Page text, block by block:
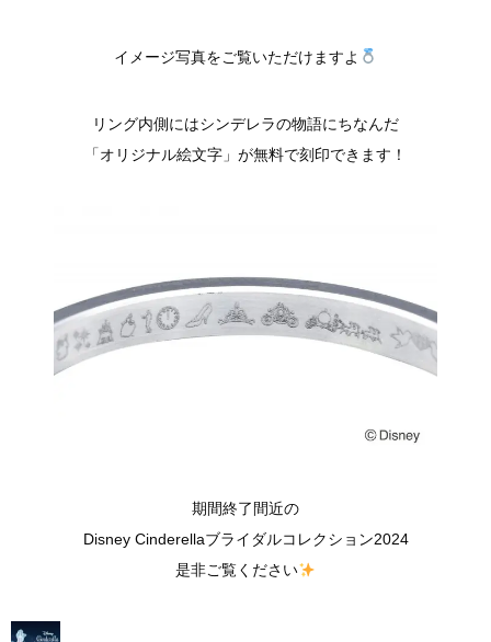
イメージ写真をご覧いただけますよ
リング内側にはシンデレラの物語にちなんだ
「オリジナル絵文字」が無料で刻印できます！
期間終了間近の
Disney Cinderellaブライダルコレクション2024
是非ご覧ください